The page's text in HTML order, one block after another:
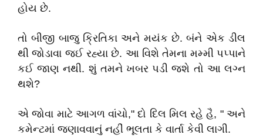
હોય છે.
તો બીજી બાજુ ક્રિતિકા અને મયંક છે. બંને એક ડીલ
થી જોડાવા જઈ રહ્યા છે. આ વિશે તેમના મમ્મી પપ્પાને
કઈ જાણ નથી. શું તમને ખબર પડી જશે તો આ લગ્ન
થશે?
એ જોવા માટે આગળ વાંચો," દો દિલ મિલ રહે હૈ, " અને
કમેન્ટમાં જણાવવાનું નહીં ભૂલતા કે વાર્તા કેવી લાગી.